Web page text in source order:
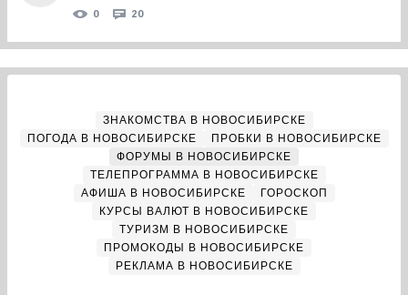
0 20
ЗНАКОМСТВА В НОВОСИБИРСКЕ
ПОГОДА В НОВОСИБИРСКЕ
ПРОБКИ В НОВОСИБИРСКЕ
ФОРУМЫ В НОВОСИБИРСКЕ
ТЕЛЕПРОГРАММА В НОВОСИБИРСКЕ
АФИША В НОВОСИБИРСКЕ
ГОРОСКОП
КУРСЫ ВАЛЮТ В НОВОСИБИРСКЕ
ТУРИЗМ В НОВОСИБИРСКЕ
ПРОМОКОДЫ В НОВОСИБИРСКЕ
РЕКЛАМА В НОВОСИБИРСКЕ